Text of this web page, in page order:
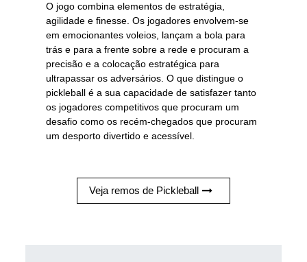
O jogo combina elementos de estratégia,
agilidade e finesse. Os jogadores envolvem-se
em emocionantes voleios, lançam a bola para
trás e para a frente sobre a rede e procuram a
precisão e a colocação estratégica para
ultrapassar os adversários. O que distingue o
pickleball é a sua capacidade de satisfazer tanto
os jogadores competitivos que procuram um
desafio como os recém-chegados que procuram
um desporto divertido e acessível.
Veja remos de Pickleball